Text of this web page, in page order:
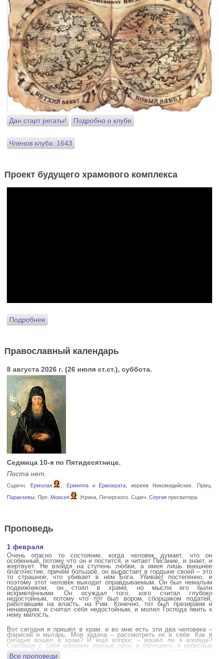
Дан старт регаты! Подробно о клубе
Членов клуба: 1643
Проект будущего храмового комплекса
Подробнее
Православный календарь
8 августа 2026 г. (26 июля ст.ст.), суббота.
Седмица 10-я по Пятидесятнице.
Поста нет.
Сщмчч. Ермолая Ермиппаи Ермократа , иереев Никомидийских. Прмц.
Параскевы. Прп. Моисея Угрина, Печерского. Сщмч. Сергияпресвитера.
Проповедь
1 февраля
Очень опасно то состояние, когда человек думает, что он
особенный, потому что он и постится, и читает Писание, и знает, и
жертвует. Не взойдя на ступень любви, а имея лишь внешнее
благочестие, причём большое, он вырастает в гордыне своей – это
то страшное, что убивает в нём Бога. Убивает постепенно, и
поэтому этот человек выходит оправдываемым. Он был немалым
подвижником, он стоял в храме, но мысли его были
искривлёнными. Он осуждал того, кого считал глубоко
недостойным, потому что тот был вором, сборщиком податей,
работавшим на власть, на Рим. Конечно, тот был презираем и
ненавидим, и считал себя недостойным, и молил Господа явить к
нему милость.
Вот сегодня я пришёл в храм, и во мне есть эти два человека –
фарисей и мытарь. Моя задача – рассмотреть их в себе. Как я
сегодня вошёл в храм? И ещё вопрос – вошёл ли я вообще?
Совлекая с себя внешние земные ризы и облекаясь в небесные
одежды? Имеется в виду не только внешние, но и внутренние, то
есть помыслы.
Все проповеди